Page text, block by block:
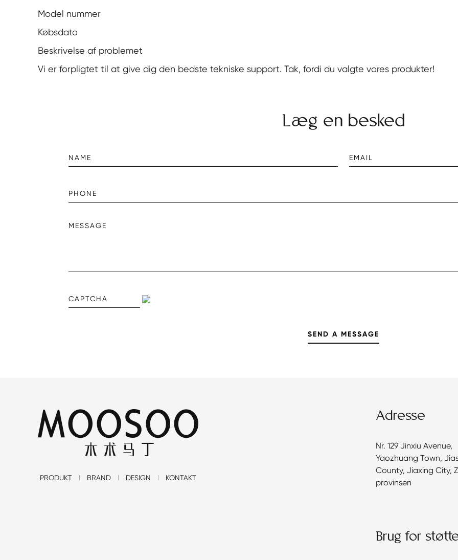
Model nummer
Købsdato
Beskrivelse af problemet
Vi er forpligtet til at give dig den bedste tekniske support. Tak, fordi du valgte vores produkter!
Læg en besked
PRODUKT BRAND DESIGN KONTAKT
Adresse
Nr. 129 Jinxiu Avenue,
Yaozhuang Town,
County, Jiaxing City,
provinsen
Brug for